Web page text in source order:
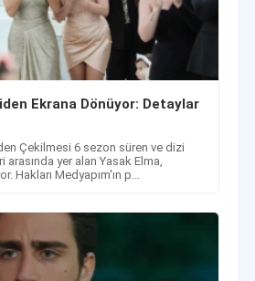
Ekrana Dönüyor: Detaylar
Çekilmesi 6 sezon süren ve dizi
yer alan Yasak Elma,
Hakları Medyapım'ın p...